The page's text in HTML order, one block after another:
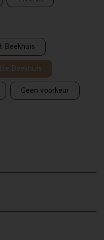
Beekhuis
Beekhuis
Geen voorkeur